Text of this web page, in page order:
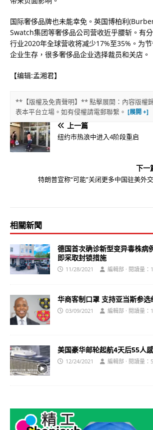
国际奢侈品牌也未能幸免。英国博柏利
Swatch集团等奢侈品公司营收近乎腰斩。有
行业2020年全球营收将减少17%至35%。为
企业生存，很多奢侈品企业选择裁员和关店。
【编辑:孟湘君】
**【版權及免責聲明】** 點擊展開：內容版權
表本平台立場。如有侵權請電郵聯繫。
上一篇
纽约市热浪中进入4阶段重启
下一
特朗普宣称“可能”关闭更多中国驻美外
相關新聞
德国首次确诊新型变异毒株病
即采取封锁措施
11/28/2021 編輯部 · 閱讀量：
华商客制口罩 支持亚当斯参选
03/09/2021 編輯部 · 閱讀量：
美国豪华邮轮起航4天后55人
12/24/2021 編輯部 · 閱讀量：